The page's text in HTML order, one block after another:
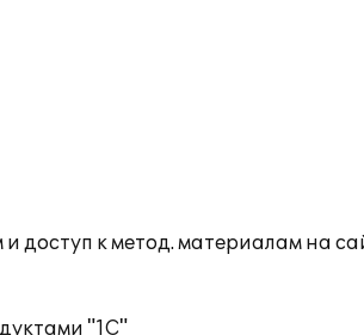
доступ к метод. материалам на
"1С"